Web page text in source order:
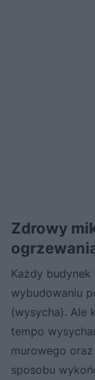
Zdrowy
Każdy
wybudowaniu
(wysycha). Ale
tempo
murowego
sposobu